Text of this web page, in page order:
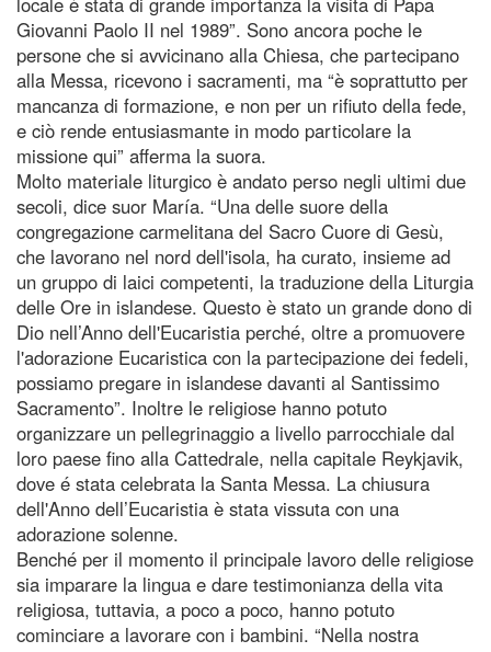
Giovanni Paolo II nel 1989”. Sono ancora poche le
persone che si avvicinano alla Chiesa, che partecipano
alla Messa, ricevono i sacramenti, ma “è soprattutto per
mancanza di formazione, e non per un rifiuto della fede,
e ciò rende entusiasmante in modo particolare la
missione qui” afferma la suora.
Molto materiale liturgico è andato perso negli ultimi due
secoli, dice suor María. “Una delle suore della
congregazione carmelitana del Sacro Cuore di Gesù,
che lavorano nel nord dell'isola, ha curato, insieme ad
un gruppo di laici competenti, la traduzione della Liturgia
delle Ore in islandese. Questo è stato un grande dono di
Dio nell’Anno dell'Eucaristia perché, oltre a promuovere
l'adorazione Eucaristica con la partecipazione dei fedeli,
possiamo pregare in islandese davanti al Santissimo
Sacramento”. Inoltre le religiose hanno potuto
organizzare un pellegrinaggio a livello parrocchiale dal
loro paese fino alla Cattedrale, nella capitale Reykjavik,
dove é stata celebrata la Santa Messa. La chiusura
dell'Anno dell’Eucaristia è stata vissuta con una
adorazione solenne.
Benché per il momento il principale lavoro delle religiose
sia imparare la lingua e dare testimonianza della vita
religiosa, tuttavia, a poco a poco, hanno potuto
cominciare a lavorare con i bambini. “Nella nostra